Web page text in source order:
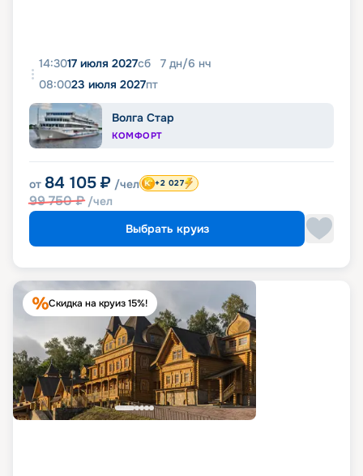
14:3017 июля 2027сб 7 дн/6 нч
08:0023 июля 2027пт
Волга Стар
КОМФОРТ
от 84 105 ₽ /чел
99 750₽ /чел
+2 027
Выбрать круиз
Скидка на круиз 15%!